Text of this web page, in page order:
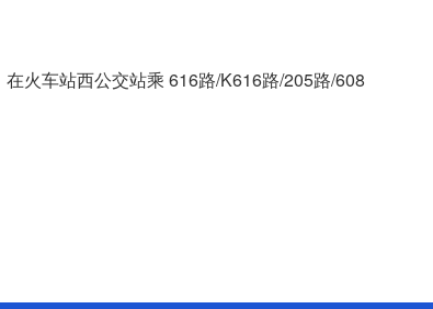
在火车站西公交站乘 616路/K616路/205路/608